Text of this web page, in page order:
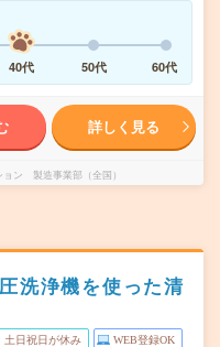
40代 50代 60代
詳しく見る
ン 製造事業部（全国）
洗浄機を使った清
土日祝日が休み WEB登録OK